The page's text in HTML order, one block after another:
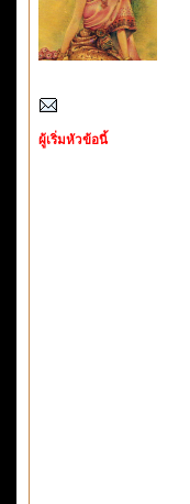
ผู้เริ่มหัวข้อนี้